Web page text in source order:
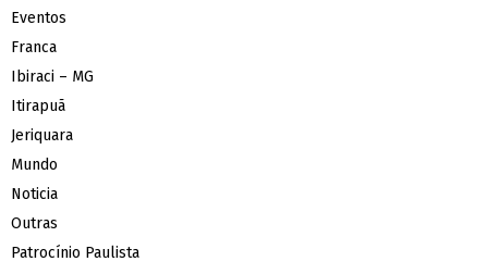
Eventos
Franca
Ibiraci – MG
Itirapuã
Jeriquara
Mundo
Noticia
Outras
Patrocínio Paulista